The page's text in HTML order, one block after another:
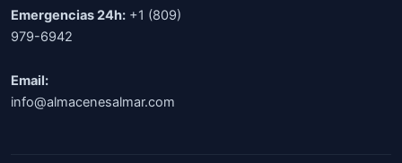
Emergencias 24h: +1 (809)
979-6942
Email:
info@almacenesalmar.com